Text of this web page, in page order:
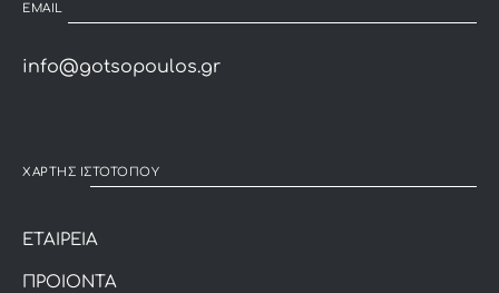
EMAIL
info@gotsopoulos.gr
ΧΑΡΤΗΣ ΙΣΤΟΤΟΠΟΥ
ΕΤΑΙΡΕΙΑ
ΠΡΟΙΟΝΤΑ